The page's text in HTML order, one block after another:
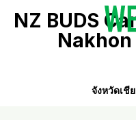
NZ BUDS
Nakhon
จังหวัดเชี